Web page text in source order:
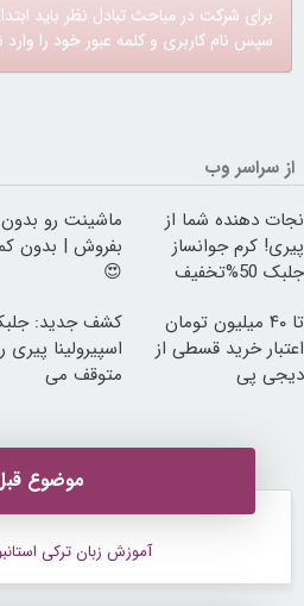
برای شرکت در مباحث تبادل نظر باید
سپس نام کاربری و کلمه عبور خود را وارد
از سراسر وب
نجات دهنده شما از
پیری! کرم جوانساز
جلبک 50%تخفیف
ماشینت رو
بفروش | بدون
😍
تا ۴۰ میلیون تومان
اعتبار خرید قسطی از
دیجی پی
کشف جدید:
اسپیرولینا پیری
متوقف می
موضوع
آموزش زبان ترکی